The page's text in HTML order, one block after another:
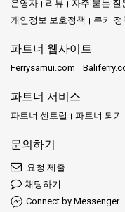
운영자
리뷰 자주 묻는 질
개인정보 보호정책
쿠키 정
파트너 웹사이트
Ferrysamui.com
파트너 서비스
파트너 센트럴 파트너 되기
문의하기
요청 제출
채팅하기
Connect by Messenger